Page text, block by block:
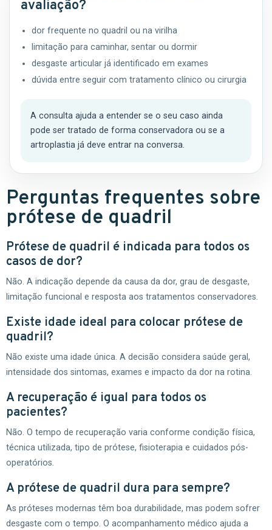
avaliação?
dor frequente no quadril ou na virilha
limitação para caminhar, sentar ou dormir
desgaste articular já identificado em exames
dúvida entre seguir com tratamento clínico ou cirurgia
A consulta ajuda a entender se o seu caso ainda
pode ser tratado de forma conservadora ou se a
artroplastia já deve entrar na conversa.
Perguntas frequentes sobre
prótese de quadril
Prótese de quadril é indicada para todos os
casos de dor?
Não. A indicação depende da causa da dor, grau de desgaste,
limitação funcional e resposta aos tratamentos conservadores.
Existe idade ideal para colocar prótese de
quadril?
Não existe uma idade única. A decisão considera saúde geral,
intensidade dos sintomas, exames e impacto da dor na rotina.
A recuperação é igual para todos os
pacientes?
Não. O tempo de recuperação varia conforme condição física,
técnica utilizada, tipo de prótese, fisioterapia e cuidados pós-
operatórios.
A prótese de quadril dura para sempre?
As próteses modernas têm boa durabilidade, mas podem sofrer
desgaste com o tempo. O acompanhamento médico ajuda a